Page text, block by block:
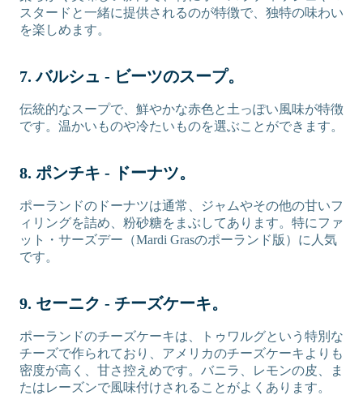
スタードと一緒に提供されるのが特徴で、独特の味わい
を楽しめます。
7. バルシュ - ビーツのスープ。
伝統的なスープで、鮮やかな赤色と土っぽい風味が特徴
です。温かいものや冷たいものを選ぶことができます。
8. ポンチキ - ドーナツ。
ポーランドのドーナツは通常、ジャムやその他の甘いフ
ィリングを詰め、粉砂糖をまぶしてあります。特にファ
ット・サーズデー（Mardi Grasのポーランド版）に人気
です。
9. セーニク - チーズケーキ。
ポーランドのチーズケーキは、トゥワルグという特別な
チーズで作られており、アメリカのチーズケーキよりも
密度が高く、甘さ控えめです。バニラ、レモンの皮、ま
たはレーズンで風味付けされることがよくあります。